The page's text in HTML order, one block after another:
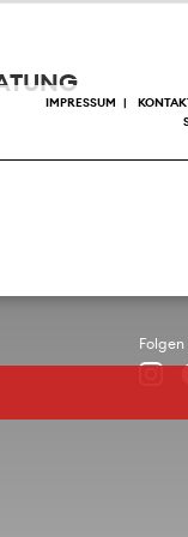
IMPRESSUM
Folgen